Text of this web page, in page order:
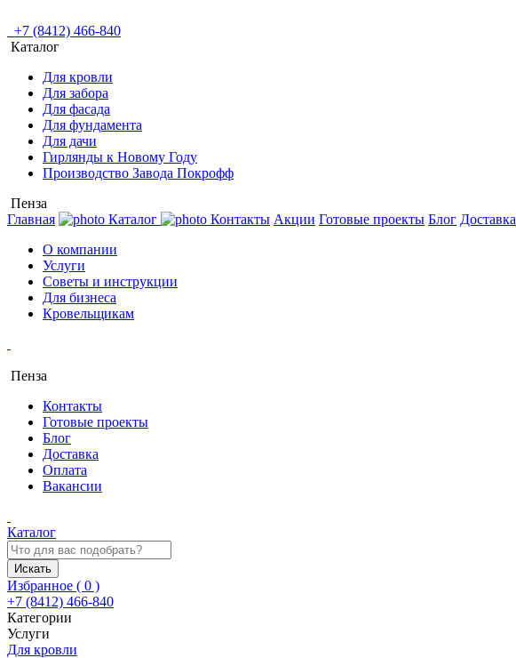
+7 (8412) 466-840
Каталог
Для кровли
Для забора
Для фасада
Для фундамента
Для дачи
Гирлянды к Новому Году
Производство Завода Покрофф
Пенза
Главная
Каталог Контакты Акции Готовые проекты Блог Доставка
О компании
Услуги
Советы и инструкции
Для бизнеса
Кровельщикам
Пенза
Контакты
Готовые проекты
Блог
Доставка
Оплата
Вакансии
Каталог
Искать
Избранное ( 0 )
+7 (8412) 466-840
Категории
Услуги
Для кровли